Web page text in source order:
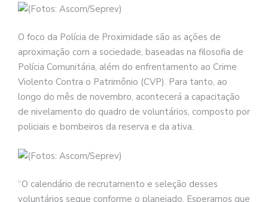
O foco da Polícia de Proximidade são as ações de
aproximação com a sociedade, baseadas na filosofia de
Polícia Comunitária, além do enfrentamento ao Crime
Violento Contra o Patrimônio (CVP). Para tanto, ao
longo do mês de novembro, acontecerá a capacitação
de nivelamento do quadro de voluntários, composto por
policiais e bombeiros da reserva e da ativa.
“O calendário de recrutamento e seleção desses
voluntários segue conforme o planejado. Esperamos que